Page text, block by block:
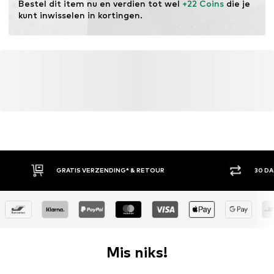
Bestel dit item nu en verdien tot wel +22 Coins die je
kunt inwisselen in kortingen.
GRATIS VERZENDING* & RETOUR 30
Mis niks!